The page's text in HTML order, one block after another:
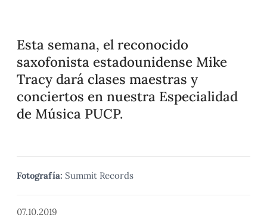
Esta semana, el reconocido
saxofonista estadounidense Mike
Tracy dará clases maestras y
conciertos en nuestra Especialidad
de Música PUCP.
Fotografía: Summit Records
07.10.2019